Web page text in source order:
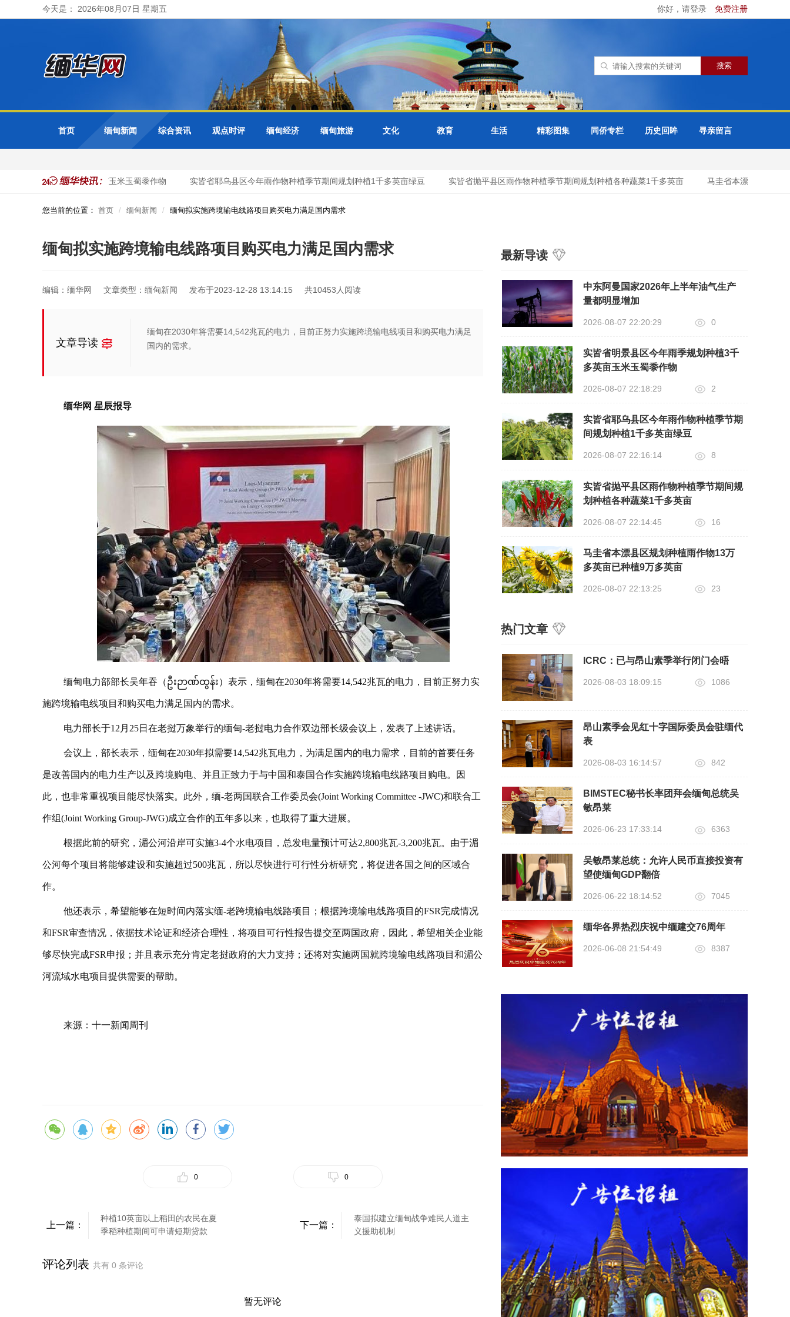
今天是： 2026年08月07日 星期五 你好，请登录 免费注册
首页 缅甸新闻 综合资讯 观点时评 缅甸经济 缅甸旅游 文化 教育 生活 精彩图集 同侨专栏 历史回眸 寻亲留言
年雨季规划种植3千多英亩玉米玉蜀黍作物 实皆省耶乌县区今年雨作物种植季节期间规划种植1千多英亩绿豆 实皆省抛平县区雨作物种植季节期间规划种植各种蔬菜1千多英亩 马圭省本漂县区规划种
您当前的位置： 首页 缅甸新闻 缅甸拟实施跨境输电线路项目购买电力满足国内需求
缅甸拟实施跨境输电线路项目购买电力满足国内需求
编辑：缅华网 文章类型：缅甸新闻 发布于2023-12-28 13:14:15 共10453人阅读
文章导读
缅甸在2030年将需要14,542兆瓦的电力，目前正努力实施跨境输电线项目和购买电力满足
国内的需求。
缅华网 星辰报导
缅甸电力部部长吴年吞（ဦးဉာဏ်ထွန်း）表示，缅甸在2030年将需要14,542兆瓦的电力，目前正努力实
施跨境输电线项目和购买电力满足国内的需求。
电力部长于12月25日在老挝万象举行的缅甸-老挝电力合作双边部长级会议上，发表了上述讲话。
会议上，部长表示，缅甸在2030年拟需要14,542兆瓦电力，为满足国内的电力需求，目前的首要任务
是改善国内的电力生产以及跨境购电、并且正致力于与中国和泰国合作实施跨境输电线路项目购电。因
此，也非常重视项目能尽快落实。此外，缅-老两国联合工作委员会(Joint Working Committee -JWC)和联合工
作组(Joint Working Group-JWG)成立合作的五年多以来，也取得了重大进展。
根据此前的研究，湄公河沿岸可实施3-4个水电项目，总发电量预计可达2,800兆瓦-3,200兆瓦。由于湄
公河每个项目将能够建设和实施超过500兆瓦，所以尽快进行可行性分析研究，将促进各国之间的区域合
作。
他还表示，希望能够在短时间内落实缅-老跨境输电线路项目；根据跨境输电线路项目的FSR完成情况
和FSR审查情况，依据技术论证和经济合理性，将项目可行性报告提交至两国政府，因此，希望相关企业能
够尽快完成FSR申报；并且表示充分肯定老挝政府的大力支持；还将对实施两国就跨境输电线路项目和湄公
河流域水电项目提供需要的帮助。
来源：十一新闻周刊
0 0
上一篇：
种植10英亩以上稻田的农民在夏
季稻种植期间可申请短期贷款
下一篇：
泰国拟建立缅甸战争难民人道主
义援助机制
评论列表 共有 0 条评论
暂无评论
最新导读
中东阿曼国家2026年上半年油气生产
量都明显增加
2026-08-07 22:20:29 0
实皆省明景县区今年雨季规划种植3千
多英亩玉米玉蜀黍作物
2026-08-07 22:18:29 2
实皆省耶乌县区今年雨作物种植季节期
间规划种植1千多英亩绿豆
2026-08-07 22:16:14 8
实皆省抛平县区雨作物种植季节期间规
划种植各种蔬菜1千多英亩
2026-08-07 22:14:45 16
马圭省本漂县区规划种植雨作物13万
多英亩已种植9万多英亩
2026-08-07 22:13:25 23
热门文章
ICRC：已与昂山素季举行闭门会晤
2026-08-03 18:09:15 1086
昂山素季会见红十字国际委员会驻缅代
表
2026-08-03 16:14:57 842
BIMSTEC秘书长率团拜会缅甸总统吴
敏昂莱
2026-06-23 17:33:14 6363
吴敏昂莱总统：允许人民币直接投资有
望使缅甸GDP翻倍
2026-06-22 18:14:52 7045
缅华各界热烈庆祝中缅建交76周年
2026-06-08 21:54:49 8387